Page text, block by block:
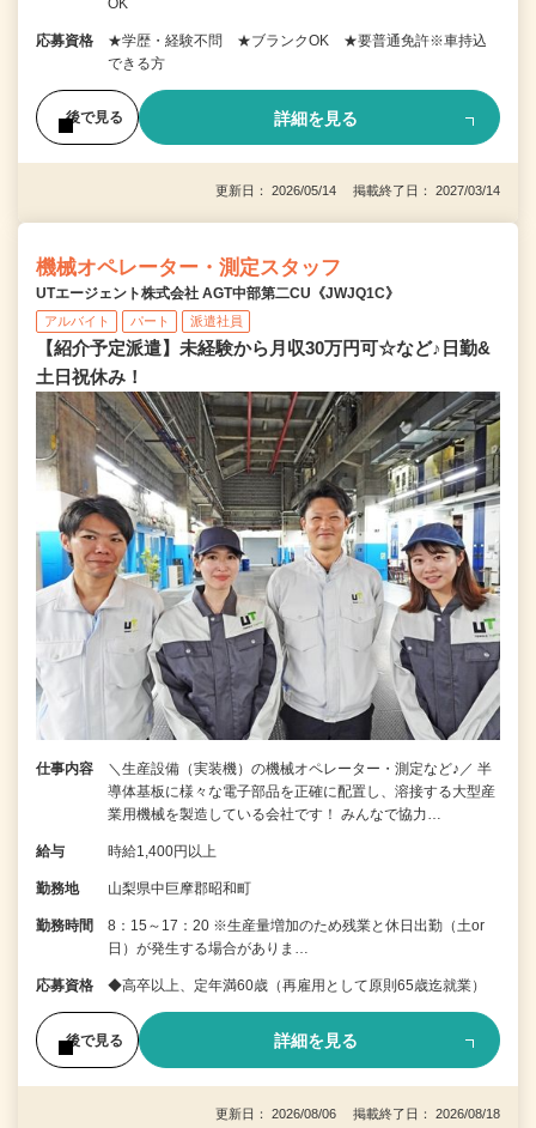
OK
応募資格
★学歴・経験不問 ★ブランクOK ★要普通免許※車持込
できる方
後で見る 詳細を見る
更新日： 2026/05/14 掲載終了日： 2027/03/14
機械オペレーター・測定スタッフ
UTエージェント株式会社 AGT中部第二CU《JWJQ1C》
アルバイト パート 派遣社員
【紹介予定派遣】未経験から月収30万円可☆など♪日勤&
土日祝休み！
仕事内容
＼生産設備（実装機）の機械オペレーター・測定など♪／ 半
導体基板に様々な電子部品を正確に配置し、溶接する大型産
業用機械を製造している会社です！ みんなで協力…
給与 時給1,400円以上
勤務地 山梨県中巨摩郡昭和町
勤務時間
8：15～17：20 ※生産量増加のため残業と休日出勤（土or
日）が発生する場合がありま…
応募資格 ◆高卒以上、定年満60歳（再雇用として原則65歳迄就業）
後で見る 詳細を見る
更新日： 2026/08/06 掲載終了日： 2026/08/18